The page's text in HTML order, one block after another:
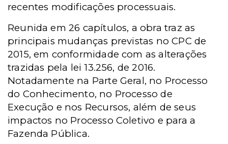
recentes modificações processuais.
Reunida em 26 capítulos, a obra traz as
principais mudanças previstas no CPC de
2015, em conformidade com as alterações
trazidas pela lei 13.256, de 2016.
Notadamente na Parte Geral, no Processo
do Conhecimento, no Processo de
Execução e nos Recursos, além de seus
impactos no Processo Coletivo e para a
Fazenda Pública.